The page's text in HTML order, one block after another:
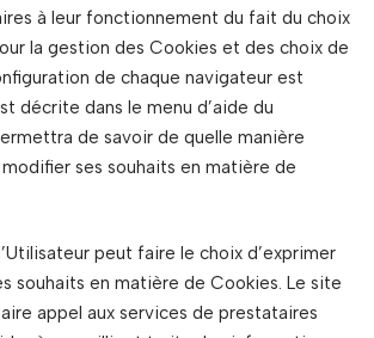
à leur fonctionnement du fait du choix
la gestion des Cookies et des choix de
de chaque navigateur est
décrite dans le menu d’aide du
de savoir de quelle manière
ses souhaits en matière de
peut faire le choix d’exprimer
souhaits en matière de Cookies. Le site
appel aux services de prestataires